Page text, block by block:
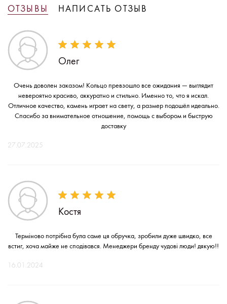
ОТЗЫВЫ НАПИСАТЬ ОТЗЫВ
Олег
Очень доволен заказом! Кольцо превзошло все ожидания — выглядит
невероятно красиво, аккуратно и стильно. Именно то, что я искал.
Отличное качество, камень играет на свету, а размер подошёл идеально.
Спасибо за внимательное отношение, помощь с выбором и быструю
доставку
27.07.2025
Костя
Терміново потрібна була саме ця обручка, зробили дуже швидко, все
встиг, хоча майже не сподівався. Менеджери бренду чудові люди! дякую!!
16.01.2024